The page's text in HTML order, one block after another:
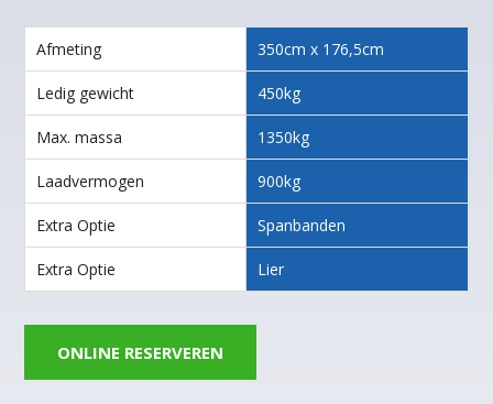
Afmeting 350cm x 176,5cm
Ledig gewicht 450kg
Max. massa 1350kg
Laadvermogen 900kg
Extra Optie Spanbanden
Extra Optie Lier
ONLINE RESERVEREN